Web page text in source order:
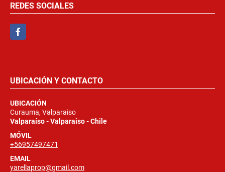
REDES SOCIALES
Facebook
UBICACIÓN Y CONTACTO
UBICACIÓN
Curauma, Valparaiso
Valparaíso - Valparaiso - Chile
MÓVIL
+56957497471
EMAIL
yarellaprop@gmail.com